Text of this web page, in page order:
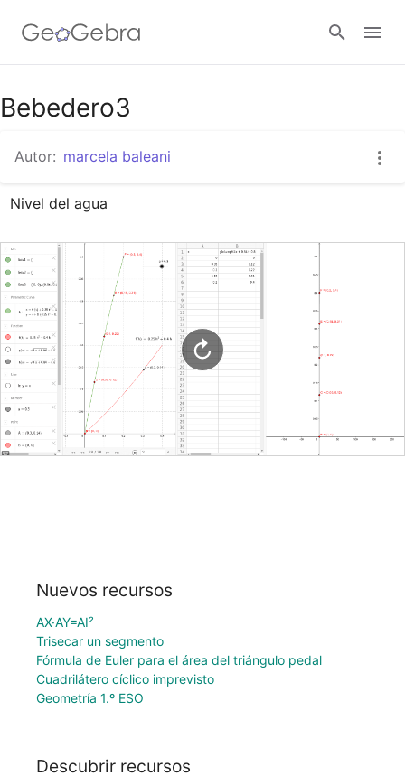
Google Classroom
GeoGebra Classroom
Bebedero3
Autor: marcela baleani
Nivel del agua
Nuevos recursos
AX·AY=AI²
Trisecar un segmento
Fórmula de Euler para el área del triángulo pedal
Cuadrilátero cíclico imprevisto
Geometría 1.º ESO
Descubrir recursos